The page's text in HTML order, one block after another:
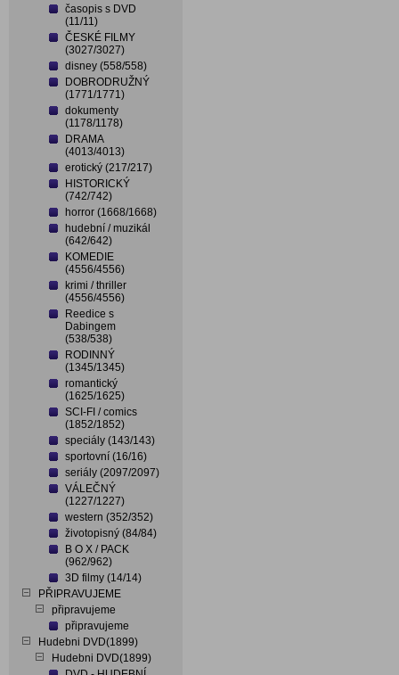
časopis s DVD
(11/11)
ČESKÉ FILMY
(3027/3027)
disney (558/558)
DOBRODRUŽNÝ
(1771/1771)
dokumenty
(1178/1178)
DRAMA
(4013/4013)
erotický (217/217)
HISTORICKÝ
(742/742)
horror (1668/1668)
hudební / muzikál
(642/642)
KOMEDIE
(4556/4556)
krimi / thriller
(4556/4556)
Reedice s
Dabingem
(538/538)
RODINNÝ
(1345/1345)
romantický
(1625/1625)
SCI-FI / comics
(1852/1852)
speciály (143/143)
sportovní (16/16)
seriály (2097/2097)
VÁLEČNÝ
(1227/1227)
western (352/352)
životopisný (84/84)
B O X / PACK
(962/962)
3D filmy (14/14)
PŘIPRAVUJEME
připravujeme
připravujeme
Hudebni DVD(1899)
Hudebni DVD(1899)